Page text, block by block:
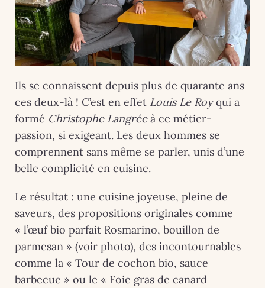
Ils se connaissent depuis plus de quarante ans
ces deux-là ! C’est en effet Louis Le Royqui a
formé Christophe Langréeà ce métier-
passion, si exigeant. Les deux hommes se
comprennent sans même se parler, unis d’une
belle complicité en cuisine.
Le résultat : une cuisine joyeuse, pleine de
saveurs, des propositions originales comme
« l’œuf bio parfait Rosmarino, bouillon de
parmesan » (voir photo), des incontournables
comme la « Tour de cochon bio, sauce
barbecue » ou le « Foie gras de canard